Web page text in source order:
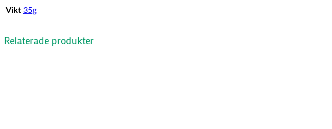
Vikt 35g
Relaterade produkter